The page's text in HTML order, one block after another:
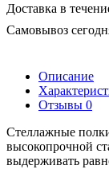
Доставка в
Самовывоз
Описание
Отзывы 0
Стеллажные
высокопрочной
выдерживать